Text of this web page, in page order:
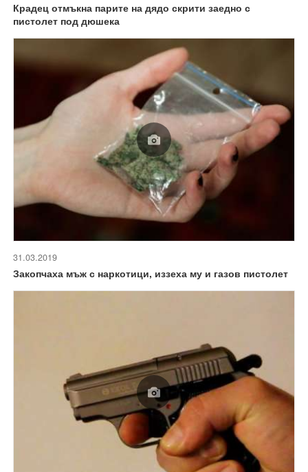
Крадец отмъкна парите на дядо скрити заедно с
пистолет под дюшека
31.03.2019
Закопчаха мъж с наркотици, иззеха му и газов пистолет